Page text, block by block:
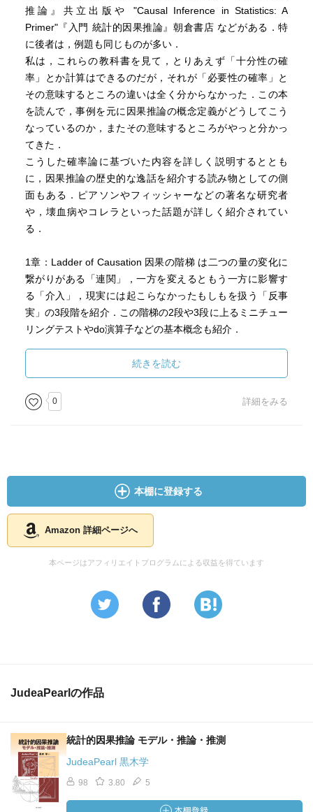
推論』共立出版や "Causal Inference in Statistics: A
Primer"『入門 統計的因果推論』朝倉書店 などがある．特
に後者は，例題も同じものが多い．
私は，これらの教科書を見て，とりあえず「十分性の確
率」とか計算はできるのだが，それが「必要性の確率」と
その意味するところの違いは全く分からなかった．この本
を読んで，事例を元に因果推論の概念定義がどうしてこう
なっているのか，またその意味するところがやっと分かっ
てきた．
こうした確率論に基づいた内容を詳しく説明するととも
に，因果推論の歴史的な逸話を紹介する読み物としての側
面もある．ピアソンやフィッシャーなどの著名な研究者
や，壊血病やコレラといった話題が詳しく紹介されてい
る．
1章：Ladder of Causation 因果の階梯 は二つの量の変化に
繋がりがある「連関」，一方を変えるともう一方に影響す
る「介入」，現実には起こらなかったもしもを扱う「反事
実」の3段階を紹介．この階梯の2段や3段に上るミニチュー
リングテストやdo演算子などの基本概念も紹介．
2章：ゴルトンやフィッシャーによる相関関係の誕生の歴史
がまず紹介される．そのあと，因果の依存関係を示す図を
始めてライトが示すが，RCT以外では因果は分からないと
するフィッシャーと対立して注目されなかったころの話
は，国教会の信者でなかったため大学への入学を認められ
ず不遇だったが，死後に友人が手記を出版してくれて歴史
に名を残す逸話などがある．
4章：原因と結果の両方に影響するため，偽の因果関係に見
体的にどう問題を解決するのかの例や，パスをブロックす
るという有向分離の概念が示される．
ーは，肺癌と喫煙習慣の間に喫煙遺伝子という交絡の可能
6章：パラドクスの殿堂として，モンティホール問題やシン
プソンのパラドクスを紹介する．これらが誤りであるかだ
けでなく，なぜ誤った解釈をしてしまうかの理由も紹介し
ないと，納得は得られないというのは示唆に富む．
続きを読む
0 詳細をみる
本棚に登録する
Amazon 詳細ページへ
本ページはアフィリエイトプログラムによる収益を得ています
JudeaPearlの作品
統計的因果推論 モデル・推論・推測
JudeaPearl 黒木学
98 3.80 5